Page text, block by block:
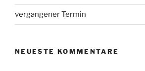
vergangener Termin
NEUESTE KOMMENTARE